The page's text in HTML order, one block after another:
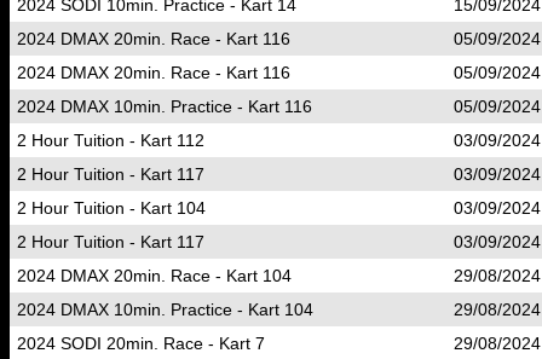
2024 SODI 10min. Practice - Kart 14
15/09/
2024 DMAX 20min. Race - Kart 116
05/09/
2024 DMAX 20min. Race - Kart 116
05/09/
2024 DMAX 10min. Practice - Kart 116
05/09/
2 Hour Tuition - Kart 112
03/09/
2 Hour Tuition - Kart 117
03/09/
2 Hour Tuition - Kart 104
03/09/
2 Hour Tuition - Kart 117
03/09/
2024 DMAX 20min. Race - Kart 104
29/08/
2024 DMAX 10min. Practice - Kart 104
29/08/
2024 SODI 20min. Race - Kart 7
29/08/